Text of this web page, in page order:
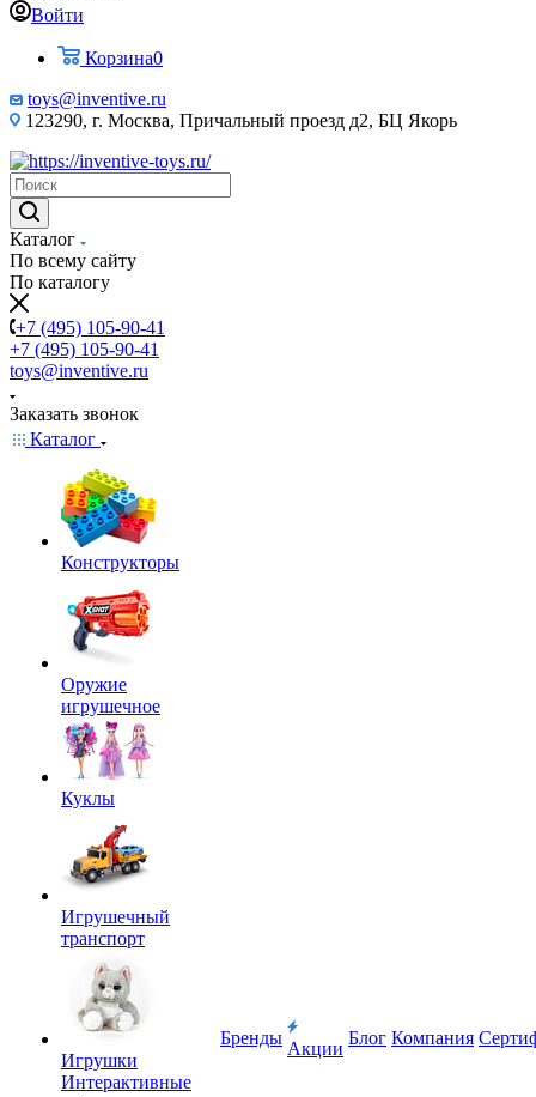
Войти
Корзина0
toys@inventive.ru
123290, г. Москва, Причальный проезд д2, БЦ Якорь
Каталог
По всему сайту
По каталогу
+7 (495) 105-90-41
+7 (495) 105-90-41
toys@inventive.ru
Заказать звонок
Каталог
Конструкторы
Оружие
игрушечное
Куклы
Игрушечный
транспорт
Игрушки
Интерактивные
Бренды
Акции
Блог Компания